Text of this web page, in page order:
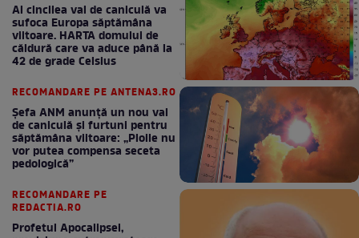
Al cincilea val de caniculă va
sufoca Europa săptămâna
viitoare. HARTA domului de
căldură care va aduce până la
42 de grade Celsius
RECOMANDARE PE ANTENA3.RO
Șefa ANM anunță un nou val
de caniculă și furtuni pentru
săptămâna viitoare: „Ploile nu
vor putea compensa seceta
pedologică”
RECOMANDARE PE
REDACTIA.RO
Profetul Apocalipsei,